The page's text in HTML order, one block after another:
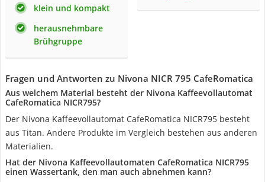
klein und kompakt
herausnehmbare
Brühgruppe
Fragen und Antworten zu Nivona NICR 795 CafeRomatica
Aus welchem Material besteht der Nivona Kaffeevollautomat
CafeRomatica NICR795?
Der Nivona Kaffeevollautomat CafeRomatica NICR795 besteht
aus Titan. Andere Produkte im Vergleich bestehen aus anderen
Materialien.
Hat der Nivona Kaffeevollautomaten CafeRomatica NICR795
einen Wassertank, den man auch abnehmen kann?